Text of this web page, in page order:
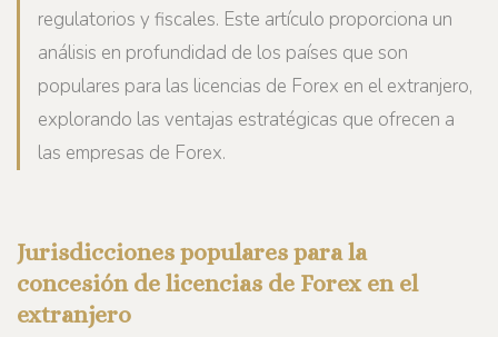
regulatorios y fiscales. Este artículo proporciona un
análisis en profundidad de los países que son
populares para las licencias de Forex en el extranjero,
explorando las ventajas estratégicas que ofrecen a
las empresas de Forex.
Jurisdicciones populares para la
concesión de licencias de Forex en el
extranjero